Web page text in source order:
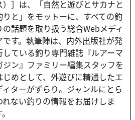
）］は、「自然と遊びとサカナと
りと」をモットーに、すべての釣
の話題を取り扱う総合Webメディ
です。執筆陣は、内外出版社が発
している釣り専門雑誌『ルアーマ
ジン』ファミリー編集スタッフを
じめとして、外遊びに精通したエ
ィターがずらり。ジャンルにとら
れない釣りの情報をお届けしま